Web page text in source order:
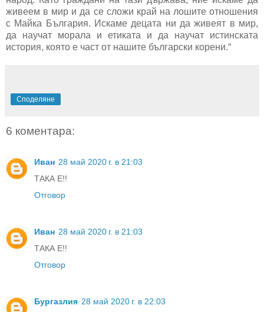
живеем в мир и да се сложи край на лошите отношения
с Майка България. Искаме децата ни да живеят в мир,
да научат морала и етиката и да научат истинската
история, която е част от нашите български корени.“
Споделяне
6 коментара:
Иван 28 май 2020 г. в 21:03
ТАКА Е!!
Отговор
Иван 28 май 2020 г. в 21:03
ТАКА Е!!
Отговор
Бургазлия 28 май 2020 г. в 22:03